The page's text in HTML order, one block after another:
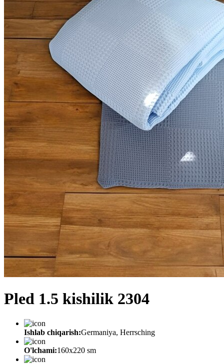
Pled 1.5 kishilik 2304
Ishlab chiqarish:Germaniya, Herrsching
O'lchami:160х220 sm